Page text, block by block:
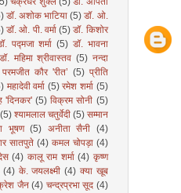
डॉ. अशोक भाटिया (5) डॉ. ओ.
डॉ. ओ. पी. वर्मा (5) डॉ. किशोर
पद्मजा शर्मा (5) डॉ. भावना
डॉ. महिमा श्रीवास्तव (5) नन्दा
परमजीत कौर 'रीत’ (5) प्रीति
महादेवी वर्मा (5) रमेश शर्मा (5)
'दिनकर' (5) विक्रम सोनी (5)
(5) श्यामलाल चतुर्वेदी (5) सम्मान
भूषण (5) अनीता सैनी (4)
सातपुते (4) कमल चोपड़ा (4)
(4) कालू राम शर्मा (4) कृष्ण
(4) के. जयलक्ष्मी (4) क्या खूब
जैन (4) चन्द्रप्रभा सूद (4)